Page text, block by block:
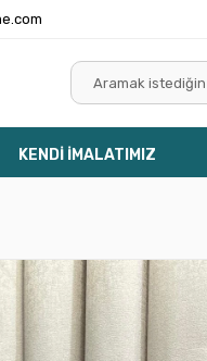
KENDİ İMALATIMIZ